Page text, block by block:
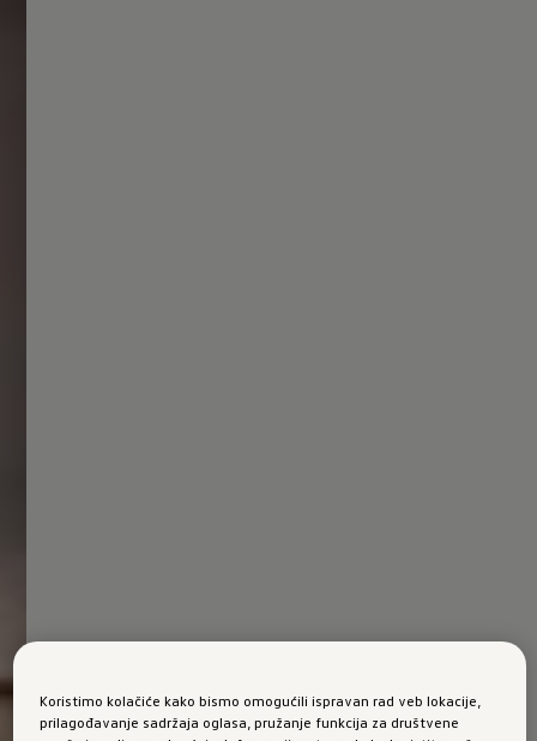
Koristimo kolačiće kako bismo omogućili ispravan rad veb lokacije,
prilagođavanje sadržaja oglasa, pružanje funkcija za društvene